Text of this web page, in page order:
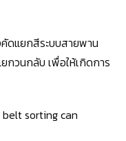
ดแยกสีระบบสายพาน
กวนกลับ เพื่อให้เกิดการ
sorting can